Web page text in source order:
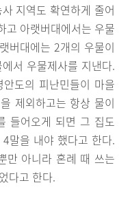
지역도 확연하게 줄어
고 아랫버대에서는 우물
버대에는 2개의 우물이
서 우물제사를 지낸다.
도의 피난민들이 마을
제외하고는 항상 물이
들어오게 되면 그 집도
말을 내야 했다고 한다.
만 아니라 혼례 때 쓰는
다고 한다.